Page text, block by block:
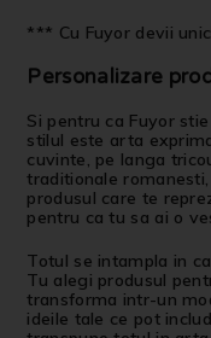
*** Cu Fuyor devii
Personalizare
Si pentru ca Fuyor
stilul este arta
cuvinte, pe langa
traditionale
produsul care te
pentru ca tu sa ai o
Totul se intampla in
Tu alegi produsul
transforma intr-un
ideile tale ce pot